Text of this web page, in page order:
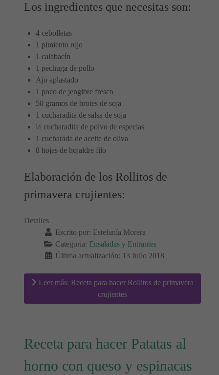
Los ingredientes que necesitas son:
4 cebolletas
1 pimiento rojo
1 calabacín
1 pechuga de pollo
Ajo aplastado
1 poco de jengibre fresco
50 gramos de brotes de soja
1 cucharadita de salsa de soja
½ cucharadita de polvo de especias
1 cucharada de aceite de oliva
8 hojas de hojaldre filo
Elaboración de los Rollitos de
primavera crujientes:
Detalles
Escrito por: Estefanía Morera
Categoría: Ensaladas y Entrantes
Última actualización: 13 Julio 2018
Leer más: Receta para hacer Rollitos de primavera
crujientes
Receta para hacer Patatas al
horno con queso y espinacas